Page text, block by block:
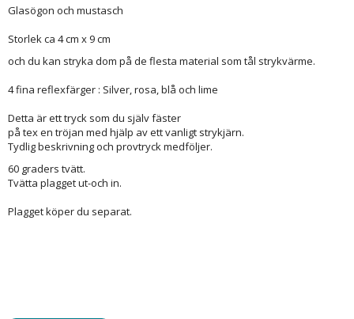
Glasögon och mustasch
Storlek ca 4 cm x 9 cm
och du kan stryka dom på de flesta material som tål strykvärme.
4 fina reflexfärger : Silver, rosa, blå och lime
Detta är ett tryck som du själv fäster
på tex en tröjan med hjälp av ett vanligt strykjärn.
Tydlig beskrivning och provtryck medföljer.
60 graders tvätt.
Tvätta plagget ut-och in.
Plagget köper du separat.